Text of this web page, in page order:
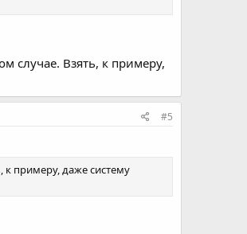
случае. Взять, к примеру,
#5
к примеру, даже систему